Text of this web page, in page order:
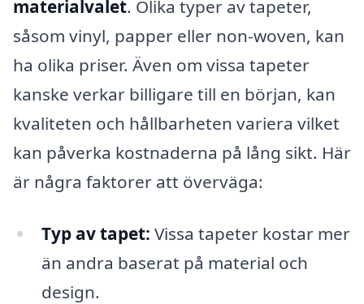
materialvalet. Olika typer av tapeter,
såsom vinyl, papper eller non-woven, kan
ha olika priser. Även om vissa tapeter
kanske verkar billigare till en början, kan
kvaliteten och hållbarheten variera vilket
kan påverka kostnaderna på lång sikt. Här
är några faktorer att överväga:
Typ av tapet: Vissa tapeter kostar mer
än andra baserat på material och
design.